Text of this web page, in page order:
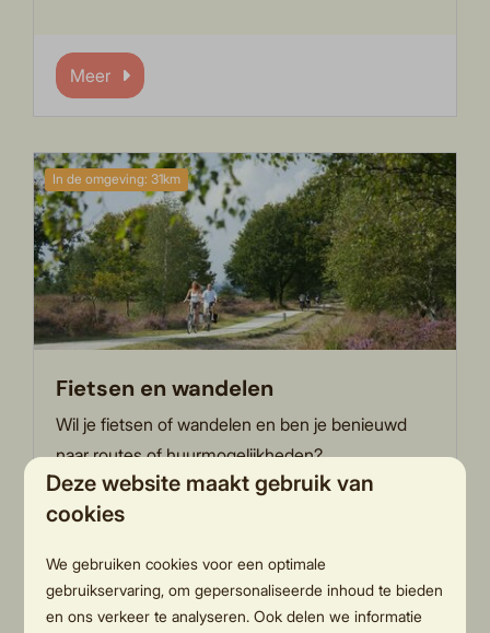
Meer
In de omgeving: 31km
Fietsen en wandelen
Wil je fietsen of wandelen en ben je benieuwd
naar routes of huurmogelijkheden?
Meer
Deze website maakt gebruik van
cookies
We gebruiken cookies voor een optimale
gebruikservaring, om gepersonaliseerde inhoud te bieden
en ons verkeer te analyseren. Ook delen we informatie